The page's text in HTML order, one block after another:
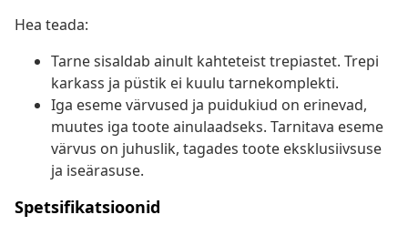
Hea teada:
Tarne sisaldab ainult kahteteist trepiastet. Trepi
karkass ja püstik ei kuulu tarnekomplekti.
Iga eseme värvused ja puidukiud on erinevad,
muutes iga toote ainulaadseks. Tarnitava eseme
värvus on juhuslik, tagades toote eksklusiivsuse
ja iseärasuse.
Spetsifikatsioonid